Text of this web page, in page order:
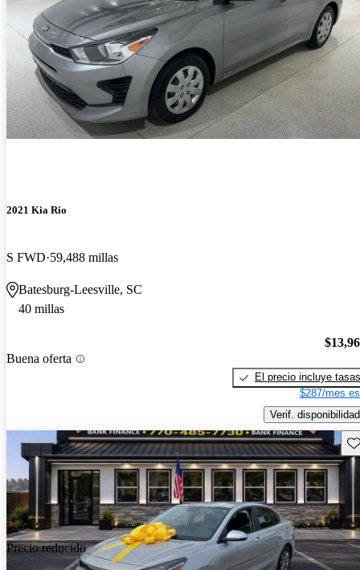
2021 Kia Rio
S FWD 59,488 millas
Batesburg-Leesville, SC
40 millas
Buena oferta
El precio incluye tasas
$287/mes
Verif. disponibilidad
Precio reducido